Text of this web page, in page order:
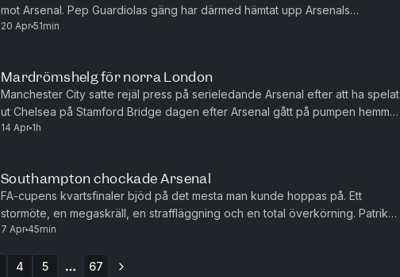
mot Arsenal. Pep Guardiolas gäng har därmed hämtat upp Arsenals
försprång och får nu anses som favoriter till titeln. Men äv...
20 Apr 51min
Mardrömshelg för norra London
Manchester City satte rejäl press på serieledande Arsenal efter att ha spelat
ut Chelsea på Stamford Bridge dagen efter Arsenal gått på pumpen hemma
mot ett inspirerat Bournemouth. I bottenstriden lyc...
14 Apr 1h
Southampton chockade Arsenal
FA-cupens kvartsfinaler bjöd på det mesta man kunde hoppas på. Ett
stormöte, en megaskräll, en straffläggning och en total överkörning. Patrik
Syk och Frida Fagerlund pratar om en guldklimp på sydkust...
7 Apr 45min
4 5 67